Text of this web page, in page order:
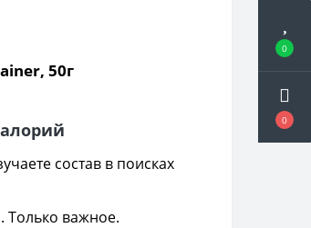
0
0
50г
состав в поисках
Только важное.